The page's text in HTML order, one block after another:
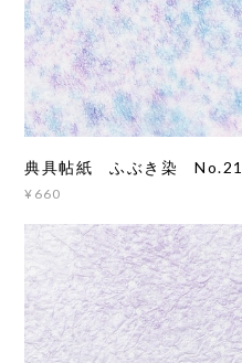
典具帖紙 ふぶき染 No.21
¥660